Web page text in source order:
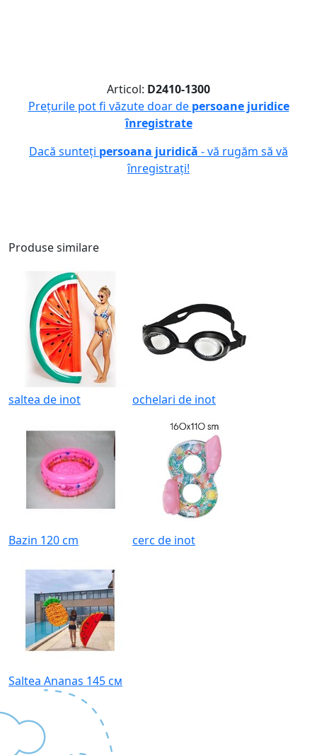
Articol: D2410-1300
Prețurile pot fi văzute doar de persoane juridice
înregistrate
Dacă sunteți persoana juridică - vă rugăm să vă
înregistrați!
Produse similare
saltea de inot ochelari de inot
Bazin 120 cm cerc de inot
Saltea Ananas 145 см